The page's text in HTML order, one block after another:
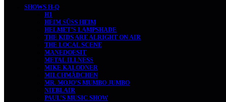
SHOWS H-Q
H1
HEIM SÜSS HEIM
HELMET’S LAMPSHADE
THE KIDS ARE ALRIGHT ON AIR
THE LOCAL SCENE
MANEDOESIT
METAL ILLNESS
MIKE KALODNER
MILCHMÄDCHEN
MR. MOJO’S MUMBO JUMBO
NIEBLAIR
PAUL’S MUSIC SHOW